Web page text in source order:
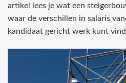
artikel lees je wat een
waar de verschillen in salaris
kandidaat gericht werk kunt